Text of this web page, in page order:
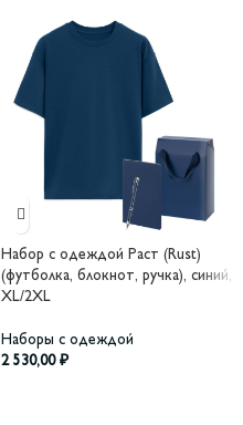
Набор с одеждой Раст (Rust)
(футболка, блокнот, ручка), синий,
XL/2XL
Наборы с одеждой
2 530,00 ₽